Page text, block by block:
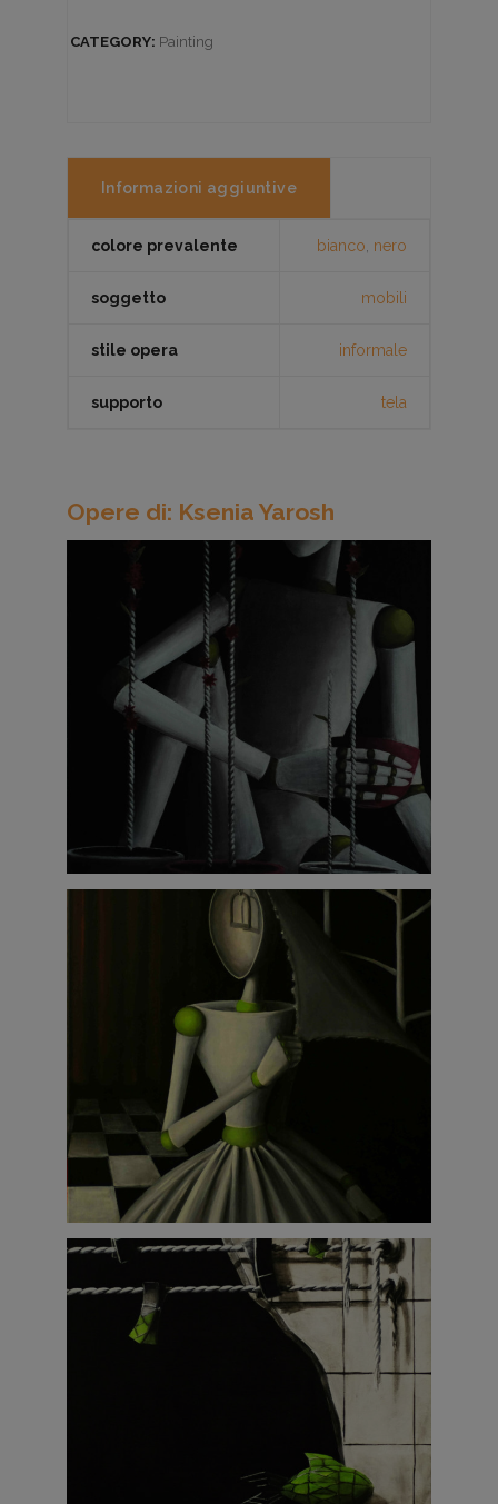
CATEGORY: Painting
Informazioni aggiuntive
colore prevalente bianco nero
soggetto mobili
stile opera informale
supporto tela
Opere di: Ksenia Yarosh